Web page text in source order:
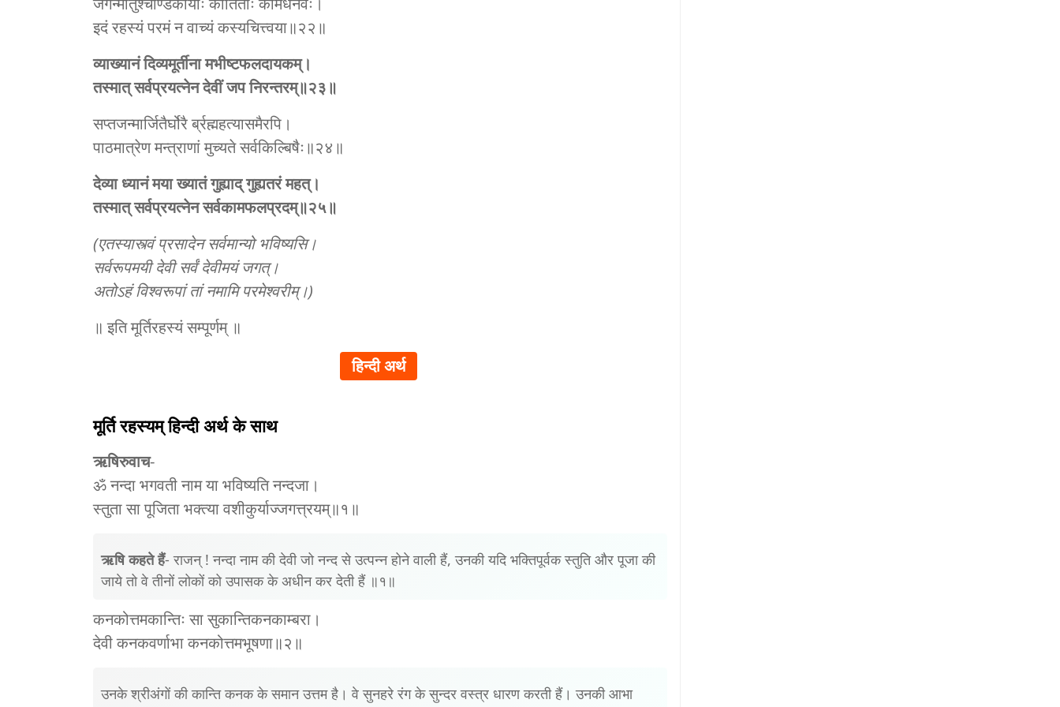
इदं रहस्यं परमं न वाच्यं कस्यचित्त्वया॥२२॥
व्याख्यानं दिव्यमूर्तीना मभीष्टफलदायकम्।
तस्मात् सर्वप्रयत्‍‌नेन देवीं जप निरन्तरम्॥२३॥
सप्तजन्मार्जितैर्घोरै‌ र्ब्रह्महत्यासमैरपि।
पाठमात्रेण मन्त्राणां मुच्यते सर्वकिल्बिषैः॥२४॥
देव्या ध्यानं मया ख्यातं गुह्याद् गुह्यतरं महत्।
तस्मात् सर्वप्रयत्‍‌नेन सर्वकामफलप्रदम्॥२५॥
(एतस्यास्त्वं प्रसादेन सर्वमान्यो भविष्यसि।
सर्वरूपमयी देवी सर्वं देवीमयं जगत्।
अतोऽहं विश्‍वरूपां तां नमामि परमेश्‍वरीम्।)
॥ इति मूर्तिरहस्यं सम्पूर्णम् ॥
हिन्दी अर्थ
मूर्ति रहस्यम् हिन्दी अर्थ के साथ
ऋषिरुवाच-
ॐ नन्दा भगवती नाम या भविष्यति नन्दजा।
स्तुता सा पूजिता भक्त्या वशीकुर्याज्जगत्त्रयम्॥१॥
ऋषि कहते हैं- राजन् ! नन्दा नाम की देवी जो नन्द से उत्पन्न होने वाली हैं, उनकी यदि भक्तिपूर्वक स्तुति और पूजा की
जाये तो वे तीनों लोकों को उपासक के अधीन कर देती हैं ॥१॥
कनकोत्तमकान्तिः सा सुकान्तिकनकाम्बरा।
देवी कनकवर्णाभा कनकोत्तमभूषणा॥२॥
उनके श्रीअंगों की कान्ति कनक के समान उत्तम है। वे सुनहरे रंग के सुन्दर वस्त्र धारण करती हैं। उनकी आभा